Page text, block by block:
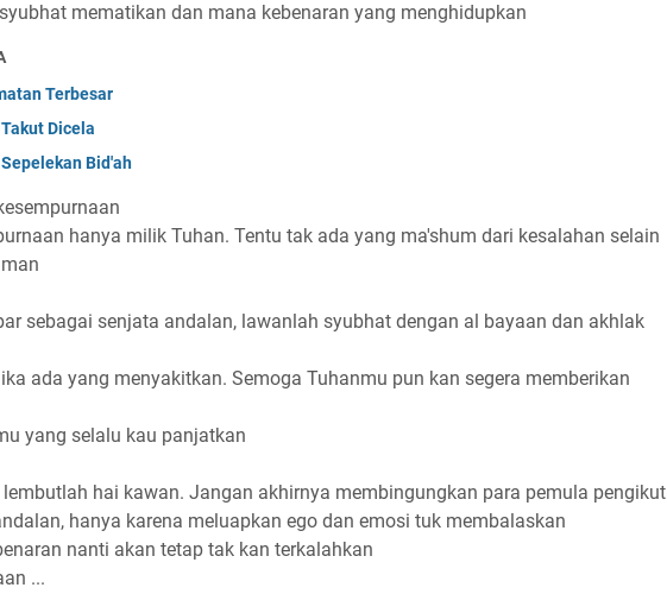
mematikan dan mana kebenaran yang menghidupkan
Terbesar
Dicela
Bid'ah
hanya milik Tuhan. Tentu tak ada yang ma'shum dari kesalahan selain
sebagai senjata andalan, lawanlah syubhat dengan al bayaan dan akhlak
ada yang menyakitkan. Semoga Tuhanmu pun kan segera memberikan
yang selalu kau panjatkan
hai kawan. Jangan akhirnya membingungkan para pemula pengikut
hanya karena meluapkan ego dan emosi tuk membalaskan
nanti akan tetap tak kan terkalahkan
...